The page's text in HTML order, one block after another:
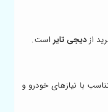
از دیجی تایراست.
با نیازهای خودرو و